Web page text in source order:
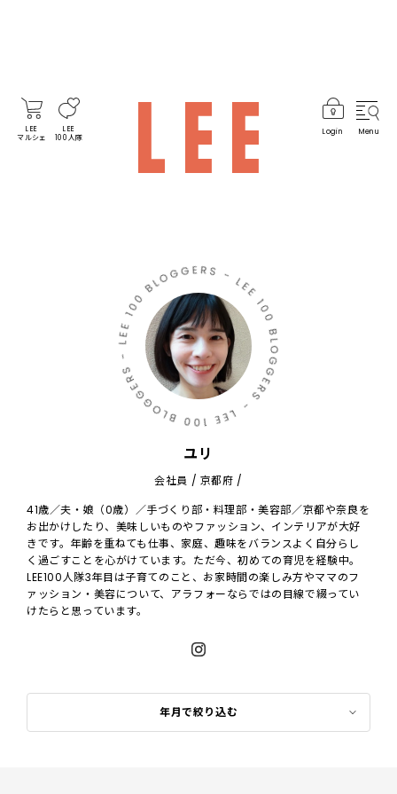
LEE
マルシェ
LEE
100人隊
Login Menu
ユリ
会社員 / 京都府 /
41歳／夫・娘（0歳）／手づくり部・料理部・美容部／京都や奈良を
お出かけしたり、美味しいものやファッション、インテリアが大好
きです。年齢を重ねても仕事、家庭、趣味をバランスよく自分らし
く過ごすことを心がけています。ただ今、初めての育児を経験中。
LEE100人隊3年目は子育てのこと、お家時間の楽しみ方やママのフ
ァッション・美容について、アラフォーならではの目線で綴ってい
けたらと思っています。